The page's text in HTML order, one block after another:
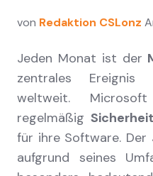
von Redaktion CSLonz
Jeden Monat ist der
zentrales Ereignis
weltweit.
regelmäßig
für ihre Software. Der
aufgrund seines